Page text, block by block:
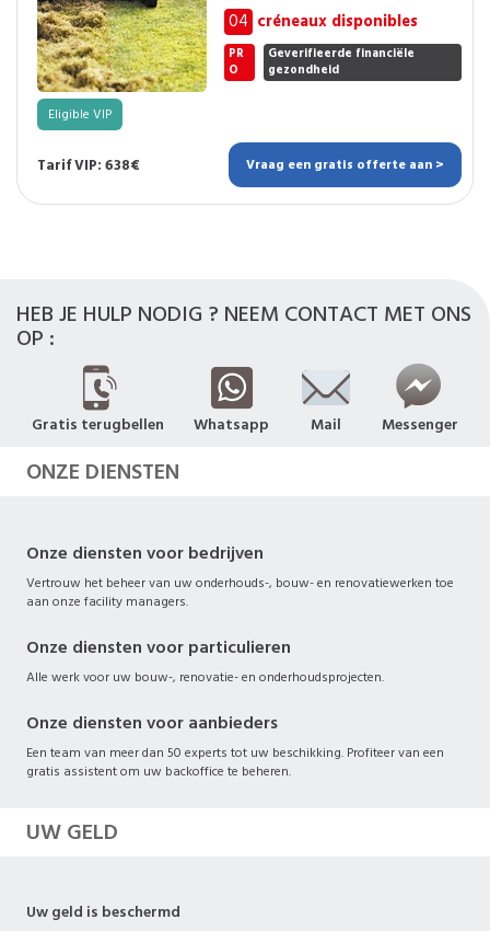
04 créneaux disponibles
PR
O
Geverifieerde financiële
gezondheid
Eligible VIP
Tarif VIP: 638€ Vraag een gratis offerte aan >
HEB JE HULP NODIG ? NEEM CONTACT MET ONS
OP :
Gratis terugbellen Whatsapp Mail Messenger
ONZE DIENSTEN
Onze diensten voor bedrijven
Vertrouw het beheer van uw onderhouds-, bouw- en renovatiewerken toe
aan onze facility managers.
Onze diensten voor particulieren
Alle werk voor uw bouw-, renovatie- en onderhoudsprojecten.
Onze diensten voor aanbieders
Een team van meer dan 50 experts tot uw beschikking. Profiteer van een
gratis assistent om uw backoffice te beheren.
UW GELD
Uw geld is beschermd